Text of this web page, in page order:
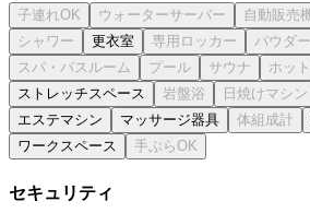
更衣室
ストレッチスペース
エステマシン
マッサージ器具
ワークスペース
セキュリティ